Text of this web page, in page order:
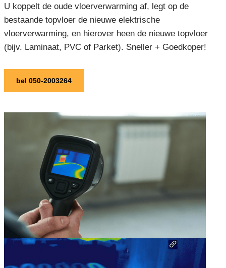
U koppelt de oude vloerverwarming af, legt op de
bestaande topvloer de nieuwe elektrische
vloerverwarming, en hierover heen de nieuwe topvloer
(bijv. Laminaat, PVC of Parket). Sneller + Goedkoper!
bel 050-2003264